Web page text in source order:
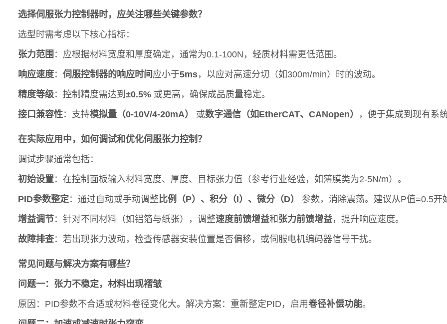
选择伺服张力控制器时，应关注哪些关键参数？
选型时需考虑以下核心指标：
张力范围 ：应根据材料宽度和厚度确定，通常为0.1-100N，轻质材料需更低范围。
响应速度： 伺服控制器的响应时间 应小于5ms，以应对高速分切（如300m/min）时的波动。
精度等级：控制精度需达到 ±0.5% 或更高，确保成品质量稳定。
接口兼容性：支持模拟量（0-10V/4-20mA） 或数字通信（如EtherCAT、CANopen） ，便于集成到现有系统
在实际应用中，如何调试和优化伺服张力控制？
调试步骤通常包括：
初始设置：在控制面板输入材料宽度、厚度、目标张力值（参考行业经验，如薄膜类为2-5N/m）。
PID参数整定：通过自动或手动调整比例（P）、积分（I）、微分（D）
参数，消除震荡。建议从P值=0.5开
增益调节：针对不同材料（如铝箔与纸张），调整速度前馈增益和 张力前馈增益，提升响应速度。
故障排查：若出现张力波动，检查传感器安装位置是否偏移，或伺服电机编码器信号干扰。
常见问题与解决方案有哪些？
问题一：张力不稳定，材料出现褶皱
原因：PID参数不合适或材料卷径变化大。解决方案：重新整定PID，启用卷径补偿功能。